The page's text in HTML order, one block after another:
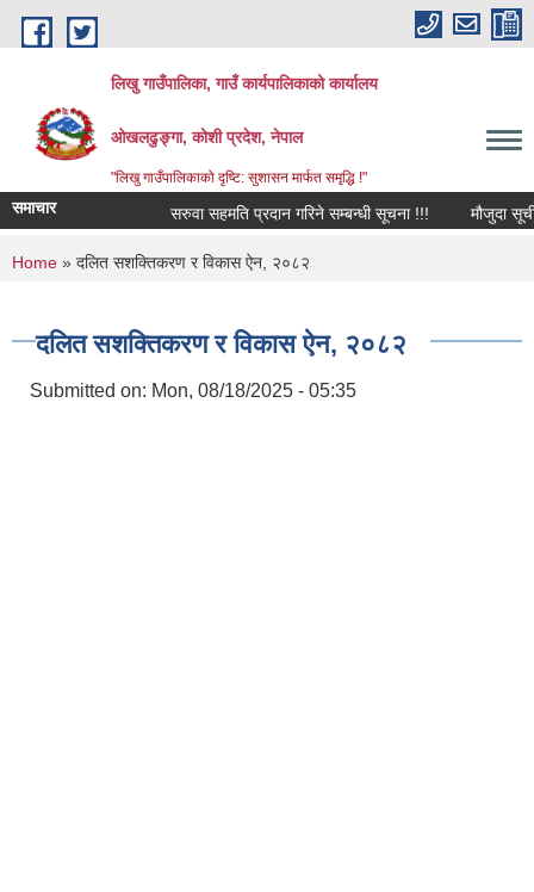
Skip to main content
लिखु गाउँपालिका, गाउँ कार्यपालिकाको कार्यालय
ओखलढुङ्गा, कोशी प्रदेश, नेपाल
"लिखु गाउँपालिकाको दृष्टि: सुशासन मार्फत समृद्धि !"
समाचार सरुवा सहमति प्रदान गरिने सम्बन्धी सूचना !!! मौजुदा सूची
You are here
Home » दलित सशक्तिकरण र विकास ऐन, २०८२
दलित सशक्तिकरण र विकास ऐन, २०८२
Submitted on: Mon, 08/18/2025 - 05:35